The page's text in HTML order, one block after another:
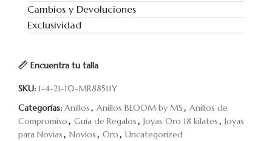
Encuentra tu talla
Cambios y Devoluciones
Exclusividad
SKU: 1-4-21-10-MR88511Y
Categorías: Anillos, Anillos BLOOM by MS, Anillos de
Compromiso, Guía de Regalos, Joyas Oro 18 kilates, Joyas
para Novias, Novios, Oro, Uncategorized